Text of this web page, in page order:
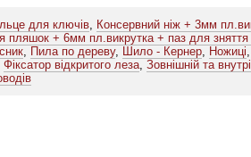
для ключів, Консервний ніж + 3мм
пляшок + 6мм пл.викрутка + паз для зняття
, Пила по дереву, Шило - Кернер, Ножиці,
Фіксатор відкритого леза, Зовнішній та